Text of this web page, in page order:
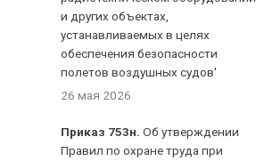
и других объектах,
устанавливаемых в целях
обеспечения безопасности
полетов воздушных судов'
26 мая 2026
Приказ 753н. Об утверждении
Правил по охране труда при